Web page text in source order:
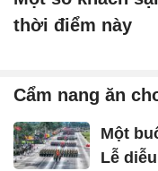
thời điểm này
Cẩm nang ăn
Một
Lễ